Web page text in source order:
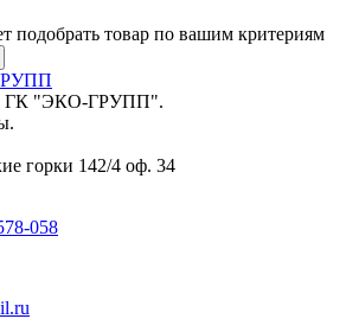
подобрать товар по вашим критериям
ГК "ЭКО-ГРУПП".
горки 142/4 оф. 34
058